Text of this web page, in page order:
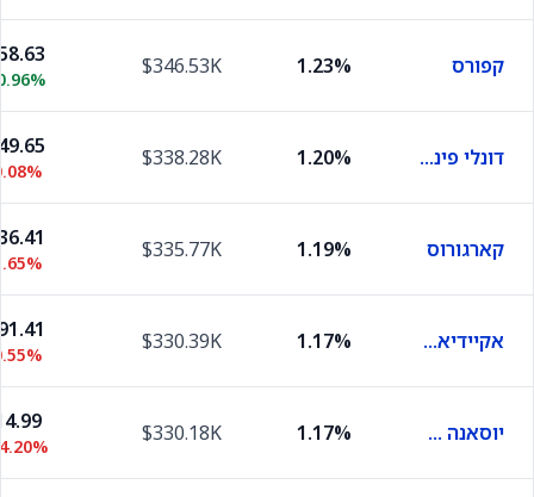
קפורס 1.23%
$346.53K
דונלי פיננשל סולושנס 1.20%
$338.28K
קארגורוס 1.19%
$335.77K
אקיידיאן אסט מנג'מנט 1.17%
$330.39K
יוסאנה הלת' סיינסז 1.17%
$330.18K